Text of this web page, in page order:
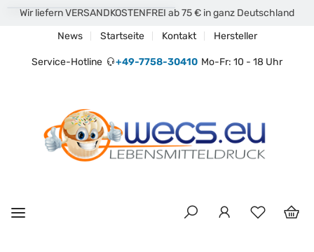
Wir liefern VERSANDKOSTENFREI ab 75 € in ganz Deutschland
News
Startseite Kontakt Hersteller
Service-Hotline +49-7758-30410 Mo-Fr: 10 - 18 Uhr